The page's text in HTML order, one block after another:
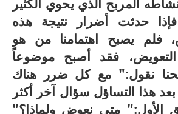
حدثت أضرار نتيجة هذه
فلم يصبح اهتمامنا من هو
فقد أصبح موضوعاً
نقول:" مع كل ضرر هناك
هذا التساؤل سؤال آخر أكثر
الأول:" متى نعوض ولماذا؟"